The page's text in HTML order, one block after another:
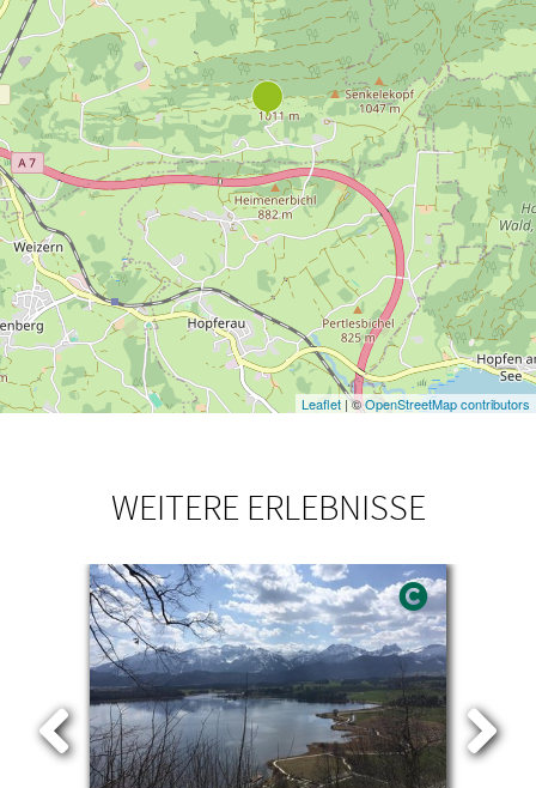
Leaflet | ©OpenStreetMap contributors
WEITERE ERLEBNISSE